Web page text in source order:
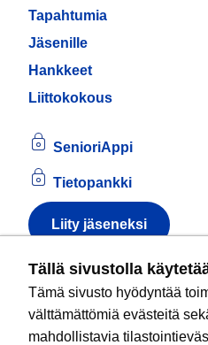
Tällä sivustolla
Tämä sivusto hyödyntää
välttämättömiä evästeitä
mahdollistavia
Tapahtumia
Jäsenille
Hankkeet
Liittokokous
SenioriAppi
Tietopankki
Liity jäseneksi
Tietoa evästeistä
Kansallinen senioriliitto ry
eläkeläisjärjestö, joka